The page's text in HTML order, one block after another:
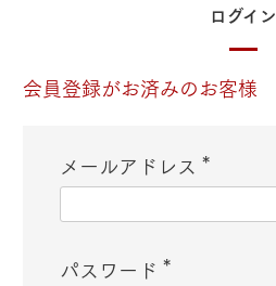
ログイン
会員登録がお済みのお客様
メールアドレス
パスワード